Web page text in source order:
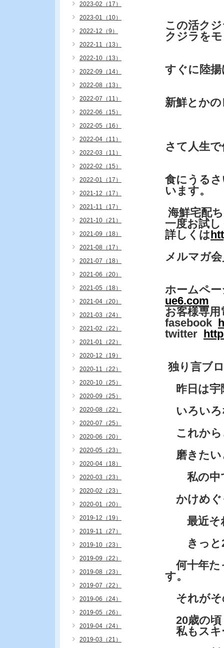
この活ク
クジラを
すぐに陸
新鮮とか
さて人生
食にうる
います。
海鮮宅配
一度お試
詳しくは
メルマガ
ホームペ
ue6.com
お客様専用
fasebook
twitter
独り言ブ
昨日は宇
いろいろ
これから
磨きたい
私の中で
かけめぐ
最近それ
きっと
何十年た
す。
それがそ
20歳の頃
私もスキ
2023-02（17）
2023-01（10）
2022-12（9）
2022-11（13）
2022-10（13）
2022-09（14）
2022-08（13）
2022-07（11）
2022-06（15）
2022-05（16）
2022-04（11）
2022-03（11）
2022-02（15）
2022-01（17）
2021-12（17）
2021-11（17）
2021-10（21）
2021-09（18）
2021-08（17）
2021-07（18）
2021-06（20）
2021-05（18）
2021-04（20）
2021-03（24）
2021-02（22）
2021-01（22）
2020-12（19）
2020-11（22）
2020-10（25）
2020-09（25）
2020-08（22）
2020-07（25）
2020-06（20）
2020-05（23）
2020-04（18）
2020-03（23）
2020-02（23）
2020-01（20）
2019-12（19）
2019-11（27）
2019-10（23）
2019-09（22）
2019-08（23）
2019-07（22）
2019-06（24）
2019-05（26）
2019-04（24）
2019-03（21）